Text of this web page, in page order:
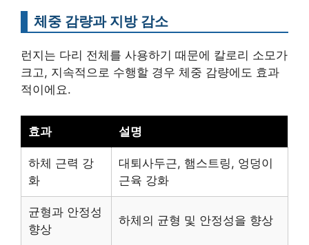
체중 감량과 지방 감소
런지는 다리 전체를 사용하기 때문에 칼로리 소모가
크고, 지속적으로 수행할 경우 체중 감량에도 효과
적이에요.
효과 설명
하체 근력 강
화
대퇴사두근, 햄스트링, 엉덩이
근육 강화
균형과 안정성
향상
하체의 균형 및 안정성을 향상